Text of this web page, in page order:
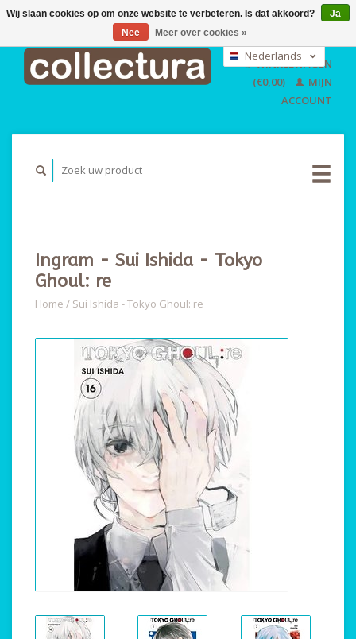
EUR
GBP
USD
Nederlands
English
WINKELWAGEN
(€0,00)
MIJN
ACCOUNT
Ingram - Sui Ishida - Tokyo
Ghoul: re
Home / Sui Ishida - Tokyo Ghoul: re
Wij slaan cookies op om onze website te verbeteren. Is dat akkoord?
Ja
Nee
Meer over cookies »